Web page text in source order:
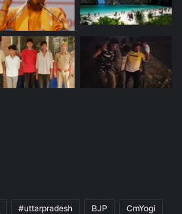
#uttarpradesh BJP CmYogi